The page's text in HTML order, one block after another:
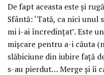
De fapt aceasta este şi
Sfântă: ‘Tată, ca nici unul
mi i-ai încredinţat’. Este
mişcare pentru a-i căuta
slăbiciune din iubire faţă
s-au pierdut… Merge şi îi